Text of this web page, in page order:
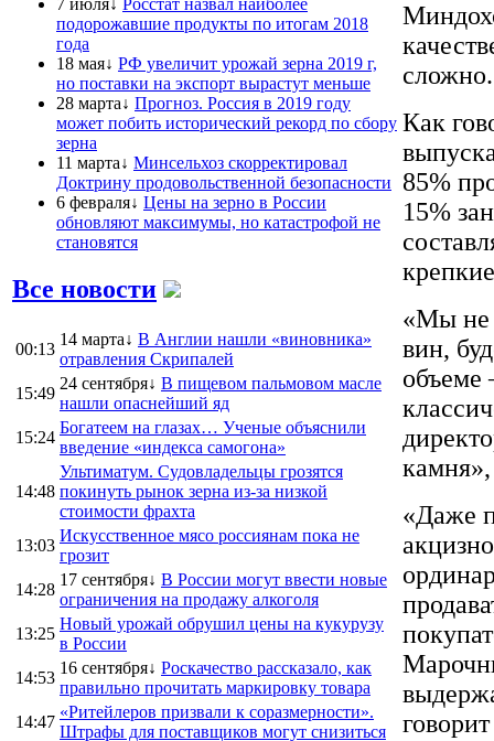
подорожавшие продукты по итогам 2018
года
18 мая↓ РФ увеличит урожай зерна 2019 г,
но поставки на экспорт вырастут меньше
28 марта↓ Прогноз. Россия в 2019 году
может побить исторический рекорд по сбору
зерна
11 марта↓ Минсельхоз скорректировал
Доктрину продовольственной безопасности
6 февраля↓ Цены на зерно в России
обновляют максимумы, но катастрофой не
становятся
Все новости
00:13
14 марта↓ В Англии нашли «виновника»
отравления Скрипалей
15:49
24 сентября↓ В пищевом пальмовом масле
нашли опаснейший яд
15:24
Богатеем на глазах… Ученые объяснили
введение «индекса самогона»
14:48
Ультиматум. Судовладельцы грозятся
покинуть рынок зерна из-за низкой
стоимости фрахта
13:03
Искусственное мясо россиянам пока не
грозит
14:28
17 сентября↓ В России могут ввести новые
ограничения на продажу алкоголя
13:25
Новый урожай обрушил цены на кукурузу
в России
14:53
16 сентября↓ Роскачество рассказало, как
правильно прочитать маркировку товара
14:47
«Ритейлеров призвали к соразмерности».
Штрафы для поставщиков могут снизиться
сложно.
Как
85%
15%
«Мы не
вин,
«Даже